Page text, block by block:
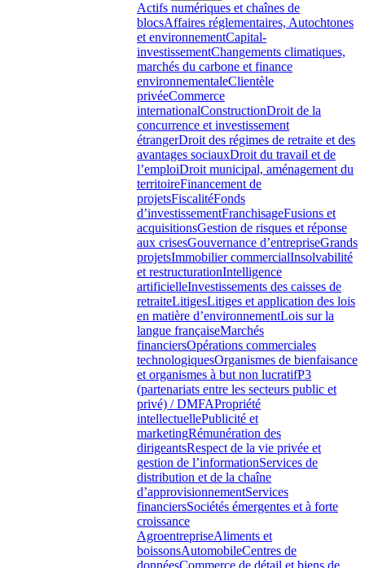
Actifs numériques et chaînes de
blocsAffaires réglementaires, Autochtones
et environnementCapital-
investissementChangements climatiques,
marchés du carbone et finance
environnementaleClientèle
privéeCommerce
internationalConstructionDroit de la
concurrence et investissement
étrangerDroit des régimes de retraite et des
avantages sociauxDroit du travail et de
l’emploiDroit municipal, aménagement du
territoireFinancement de
projetsFiscalitéFonds
d’investissementFranchisageFusions et
acquisitionsGestion de risques et réponse
aux crisesGouvernance d’entrepriseGrands
projetsImmobilier commercialInsolvabilité
et restructurationIntelligence
artificielleInvestissements des caisses de
retraiteLitigesLitiges et application des lois
en matière d’environnementLois sur la
langue françaiseMarchés
financiersOpérations commerciales
technologiquesOrganismes de bienfaisance
et organismes à but non lucratifP3
(partenariats entre les secteurs public et
privé) / DMFAPropriété
intellectuellePublicité et
marketingRémunération des
dirigeantsRespect de la vie privée et
gestion de l’informationServices de
distribution et de la chaîne
d’approvisionnementServices
financiersSociétés émergentes et à forte
croissance
AgroentrepriseAliments et
boissonsAutomobileCentres de